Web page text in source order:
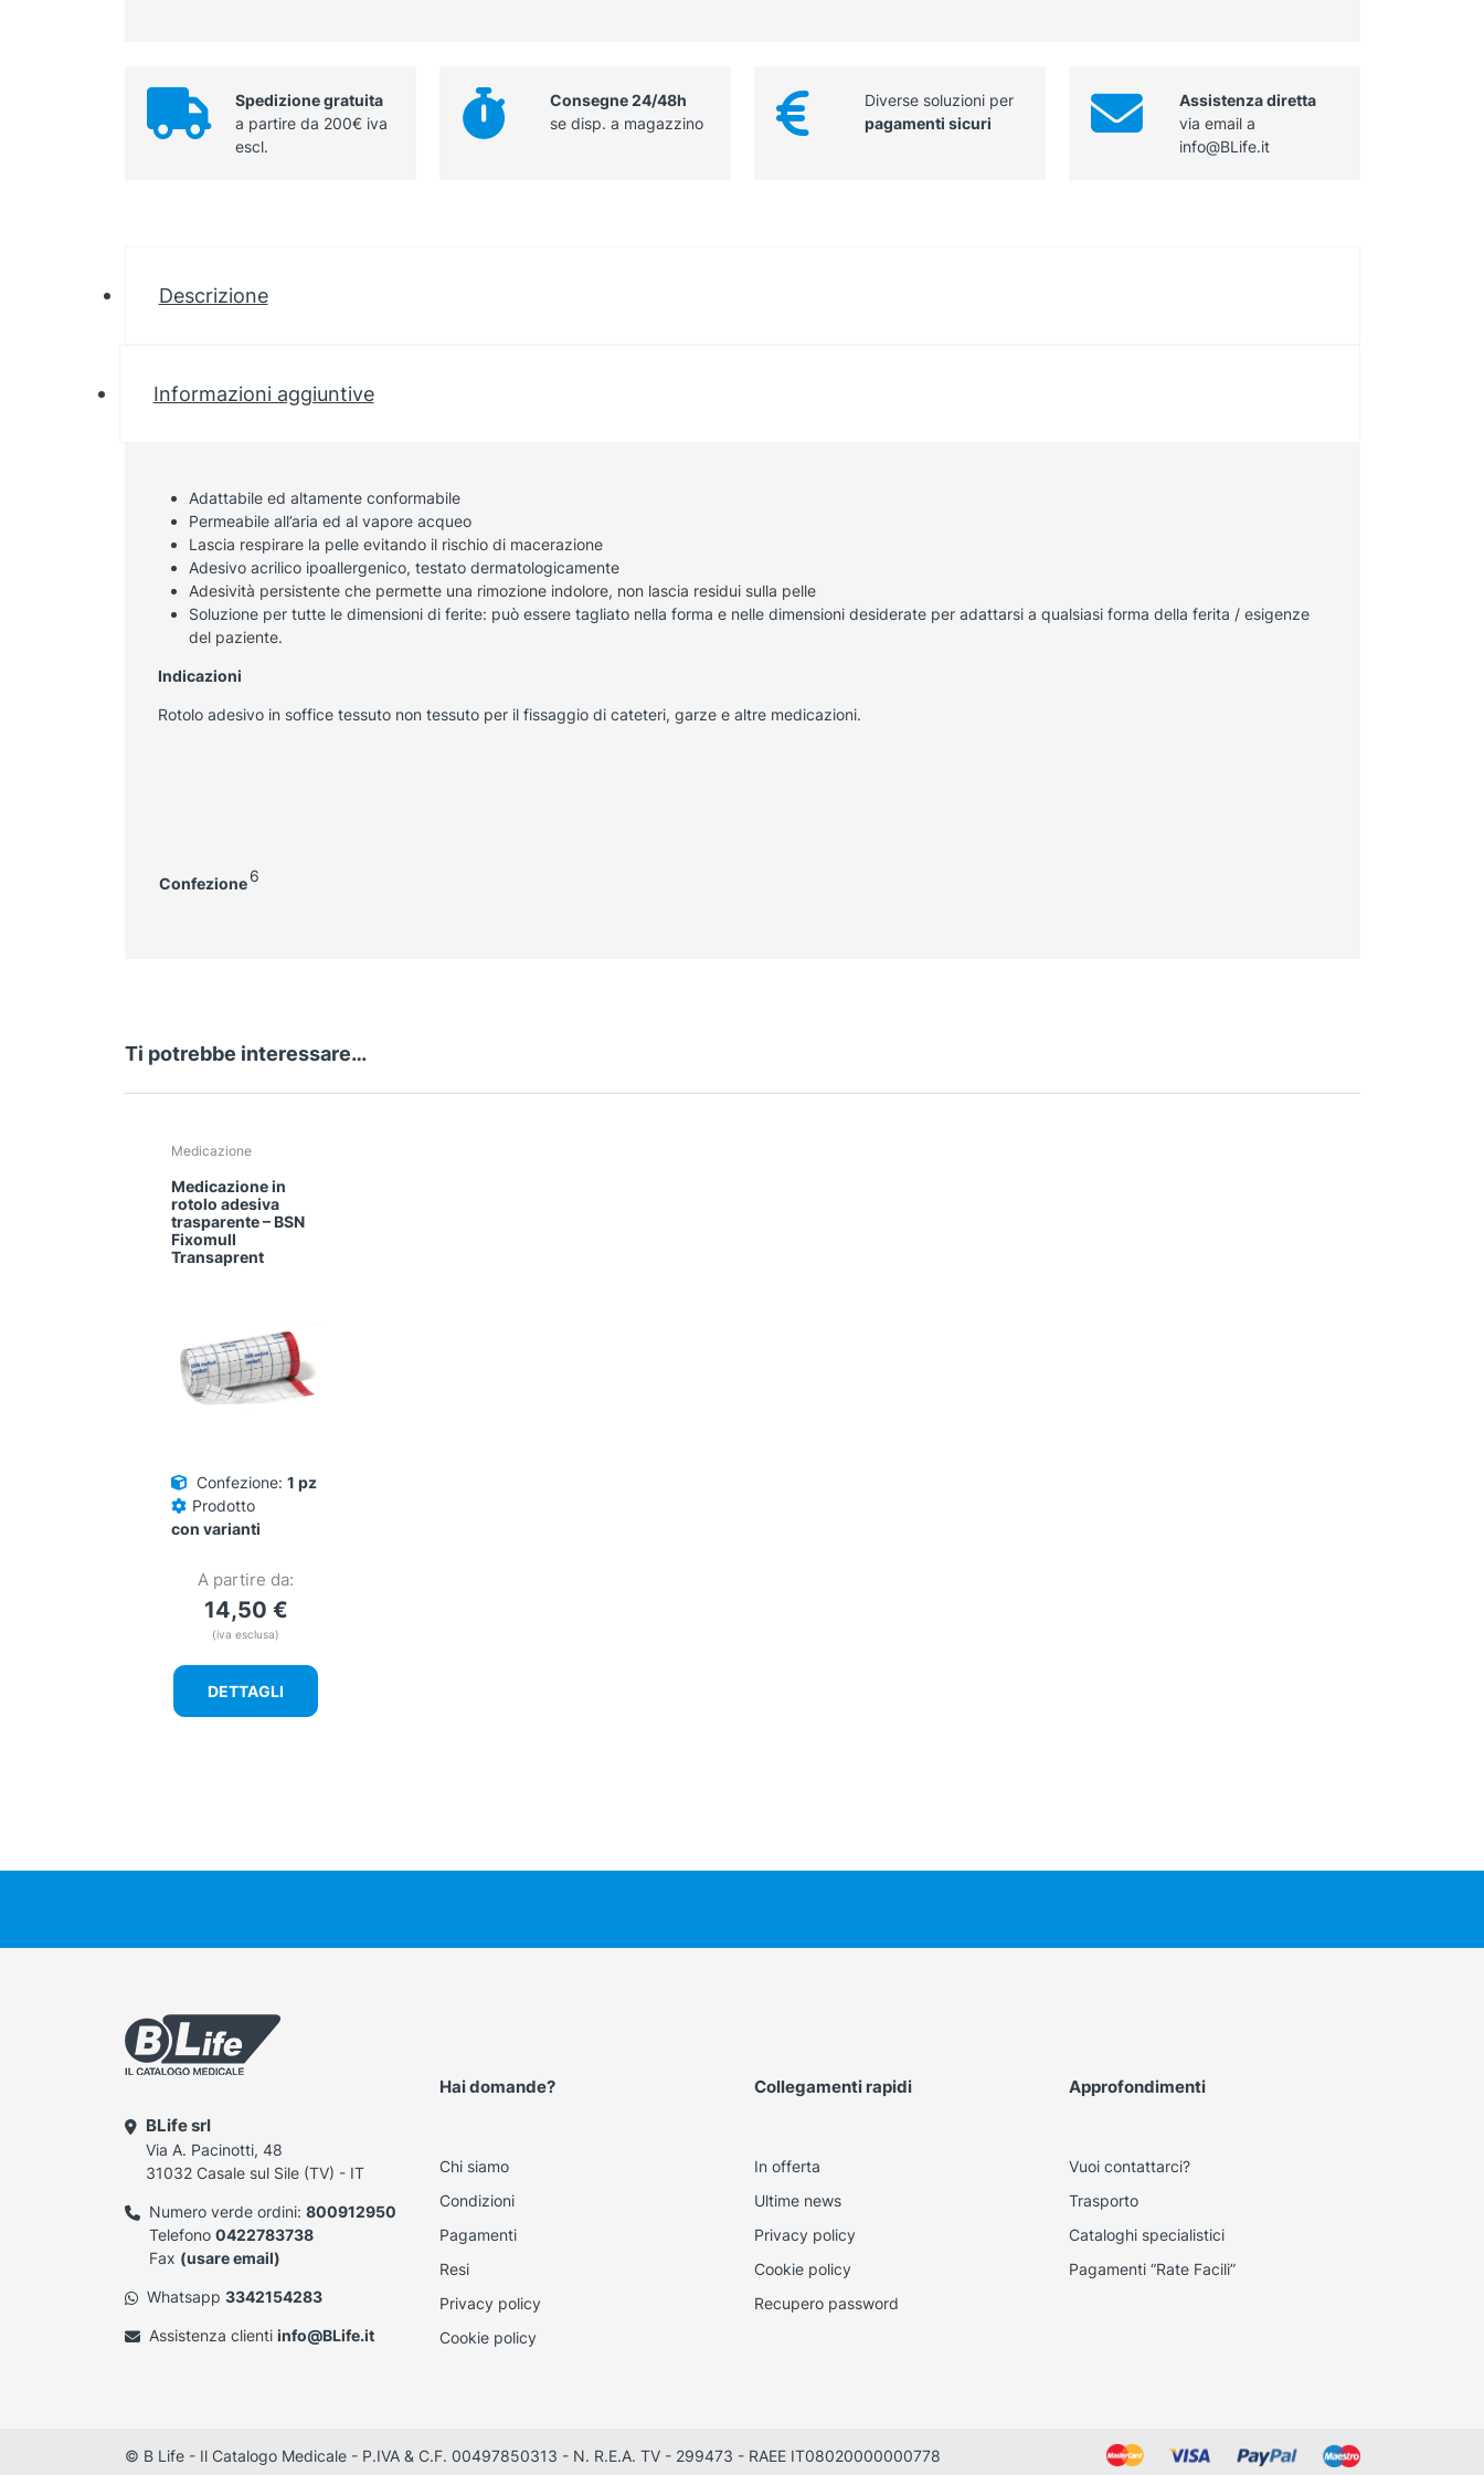
quantità
Spedizione gratuita
a partire da 200€ iva
escl.
Consegne 24/48h
se disp. a magazzino
Diverse soluzioni per
pagamenti sicuri
Assistenza diretta
via email a
info@BLife.it
Descrizione
Informazioni aggiuntive
Adattabile ed altamente conformabile
Permeabile all’aria ed al vapore acqueo
Lascia respirare la pelle evitando il rischio di macerazione
Adesivo acrilico ipoallergenico, testato dermatologicamente
Adesività persistente che permette una rimozione indolore, non lascia residui sulla pelle
Soluzione per tutte le dimensioni di ferite: può essere tagliato nella forma e nelle dimensioni desiderate per adattarsi a qualsiasi forma della ferita / esigenze
del paziente.
Indicazioni
Rotolo adesivo in soffice tessuto non tessuto per il fissaggio di cateteri, garze e altre medicazioni.
Confezione 6
Ti potrebbe interessare…
Medicazione
Medicazione in
rotolo adesiva
trasparente – BSN
Fixomull
Transaprent
Confezione: 1 pz
Prodotto
con varianti
A partire da:
14,50 €
(iva esclusa)
DETTAGLI
BLife srl
Via A. Pacinotti, 48
31032 Casale sul Sile (TV) - IT
Numero verde ordini: 800912950
Telefono 0422783738
Fax (usare email)
Whatsapp 3342154283
Assistenza clienti info@BLife.it
Hai domande?
Chi siamo
Condizioni
Pagamenti
Resi
Privacy policy
Cookie policy
Collegamenti rapidi
In offerta
Ultime news
Privacy policy
Cookie policy
Recupero password
Approfondimenti
Vuoi contattarci?
Trasporto
Cataloghi specialistici
Pagamenti “Rate Facili”
© B Life - Il Catalogo Medicale - P.IVA & C.F. 00497850313 - N. R.E.A. TV - 299473 - RAEE IT08020000000778